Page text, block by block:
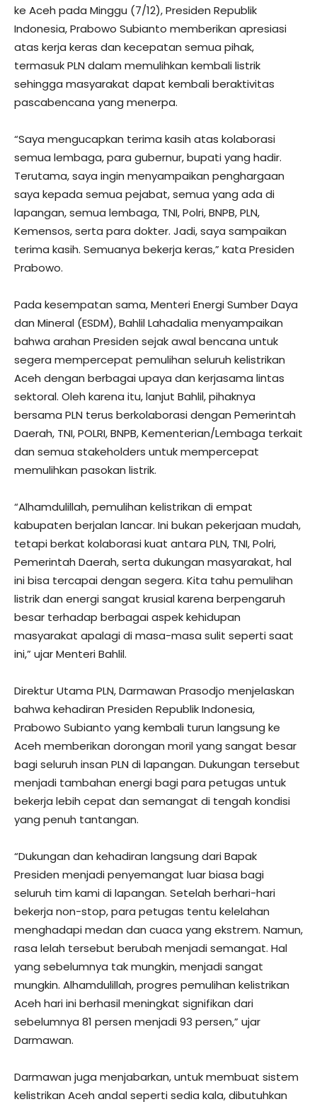
ke Aceh pada Minggu (7/12), Presiden Republik
Indonesia, Prabowo Subianto memberikan apresiasi
atas kerja keras dan kecepatan semua pihak,
termasuk PLN dalam memulihkan kembali listrik
sehingga masyarakat dapat kembali beraktivitas
pascabencana yang menerpa.
“Saya mengucapkan terima kasih atas kolaborasi
semua lembaga, para gubernur, bupati yang hadir.
Terutama, saya ingin menyampaikan penghargaan
saya kepada semua pejabat, semua yang ada di
lapangan, semua lembaga, TNI, Polri, BNPB, PLN,
Kemensos, serta para dokter. Jadi, saya sampaikan
terima kasih. Semuanya bekerja keras,” kata Presiden
Prabowo.
Pada kesempatan sama, Menteri Energi Sumber Daya
dan Mineral (ESDM), Bahlil Lahadalia menyampaikan
bahwa arahan Presiden sejak awal bencana untuk
segera mempercepat pemulihan seluruh kelistrikan
Aceh dengan berbagai upaya dan kerjasama lintas
sektoral. Oleh karena itu, lanjut Bahlil, pihaknya
bersama PLN terus berkolaborasi dengan Pemerintah
Daerah, TNI, POLRI, BNPB, Kementerian/Lembaga terkait
dan semua stakeholders untuk mempercepat
memulihkan pasokan listrik.
“Alhamdulillah, pemulihan kelistrikan di empat
kabupaten berjalan lancar. Ini bukan pekerjaan mudah,
tetapi berkat kolaborasi kuat antara PLN, TNI, Polri,
Pemerintah Daerah, serta dukungan masyarakat, hal
ini bisa tercapai dengan segera. Kita tahu pemulihan
listrik dan energi sangat krusial karena berpengaruh
besar terhadap berbagai aspek kehidupan
masyarakat apalagi di masa-masa sulit seperti saat
ini,” ujar Menteri Bahlil.
Direktur Utama PLN, Darmawan Prasodjo menjelaskan
bahwa kehadiran Presiden Republik Indonesia,
Prabowo Subianto yang kembali turun langsung ke
Aceh memberikan dorongan moril yang sangat besar
bagi seluruh insan PLN di lapangan. Dukungan tersebut
menjadi tambahan energi bagi para petugas untuk
bekerja lebih cepat dan semangat di tengah kondisi
yang penuh tantangan.
“Dukungan dan kehadiran langsung dari Bapak
Presiden menjadi penyemangat luar biasa bagi
seluruh tim kami di lapangan. Setelah berhari-hari
bekerja non-stop, para petugas tentu kelelahan
menghadapi medan dan cuaca yang ekstrem. Namun,
rasa lelah tersebut berubah menjadi semangat. Hal
yang sebelumnya tak mungkin, menjadi sangat
mungkin. Alhamdulillah, progres pemulihan kelistrikan
Aceh hari ini berhasil meningkat signifikan dari
sebelumnya 81 persen menjadi 93 persen,” ujar
Darmawan.
Darmawan juga menjabarkan, untuk membuat sistem
kelistrikan Aceh andal seperti sedia kala, dibutuhkan